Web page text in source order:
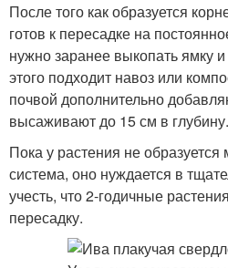
После того как образуется
готов к пересадке на
нужно заранее выкопать ямку
этого подходит навоз или
почвой дополнительно
высаживают до 15 см в глубину.
Пока у растения не
система, оно нуждается в
учесть, что 2-годичные
пересадку.